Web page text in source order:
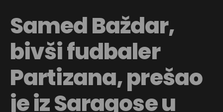
Samed Baždar,
bivši fudbaler
Partizana, prešao
je iz Saragose u